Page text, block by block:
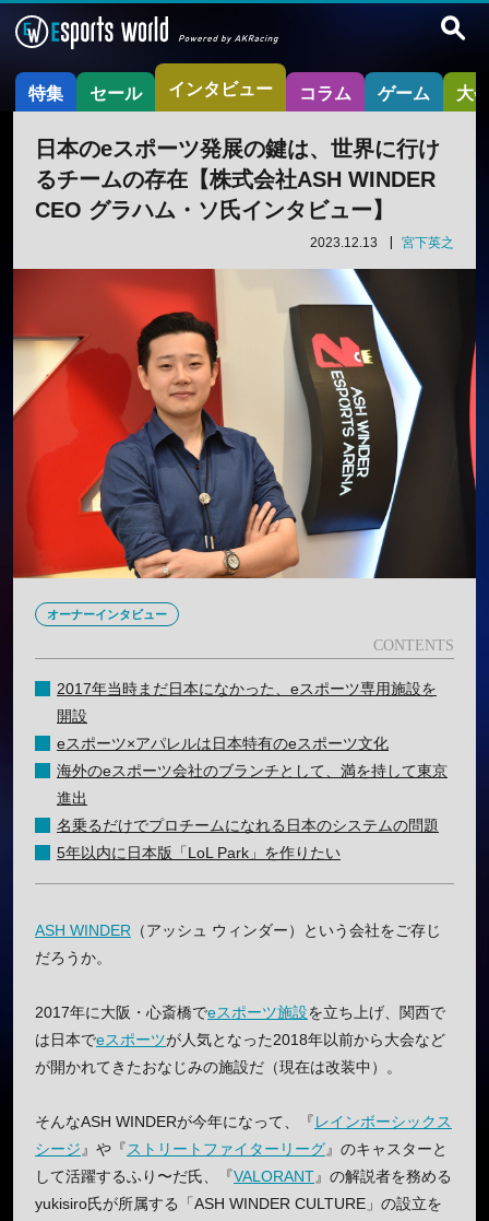
特集 セール インタビュー コラム ゲーム 大
日本のeスポーツ発展の鍵は、世界に行け
るチームの存在【株式会社ASH WINDER
CEO グラハム・ソ氏インタビュー】
2023.12.13 宮下英之
オーナーインタビュー
2017年当時まだ日本になかった、eスポーツ専用施設を
開設
eスポーツ×アパレルは日本特有のeスポーツ文化
海外のeスポーツ会社のブランチとして、満を持して東京
進出
名乗るだけでプロチームになれる日本のシステムの問題
5年以内に日本版「LoL Park」を作りたい
ASH WINDER （アッシュ ウィンダー）という会社をご存じ
だろうか。
2017年に大阪・心斎橋でeスポーツ施設を立ち上げ、関西で
は日本でeスポーツが人気となった2018年以前から大会など
が開かれてきたおなじみの施設だ（現在は改装中）。
そんなASH WINDERが今年になって、『レインボーシックス
シージ』や『ストリートファイターリーグ』のキャスターと
して活躍するふり〜だ氏、『VALORANT』の解説者を務める
yukisiro氏が所属する「ASH WINDER CULTURE」の設立を